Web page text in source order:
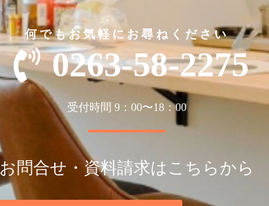
何でもお気軽にお尋ねください
0263-58-2275
受付時間 9：00〜18：00
お問合せ・資料請求はこちらから